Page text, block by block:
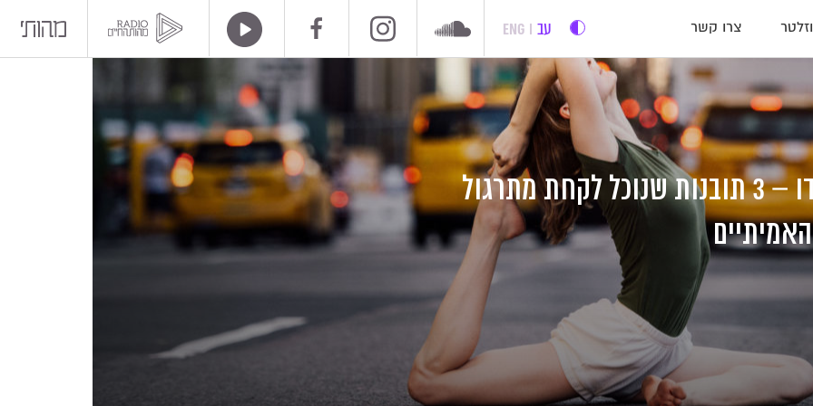
צרו קשר עב ENG
לא על המזרן לבדו – 3 תובנות שנוכל לקחת מתרגול